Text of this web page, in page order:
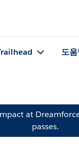
도
at
passes.